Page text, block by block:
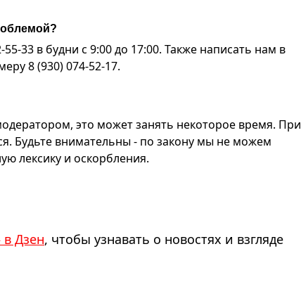
33 в будни с 9:00 до 17:00. Также написать нам в
8 (930) 074-52-17.
это может занять некоторое время. При
Будьте внимательны - по закону мы не можем
лексику и оскорбления.
в Дзен, чтобы узнавать о новостях и взгляде